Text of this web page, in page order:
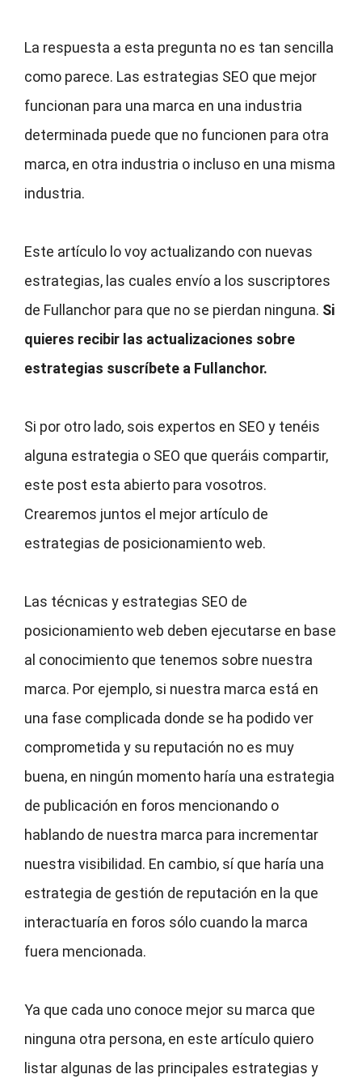
La respuesta a esta pregunta no es tan sencilla
como parece. Las estrategias SEO que mejor
funcionan para una marca en una industria
determinada puede que no funcionen para otra
marca, en otra industria o incluso en una misma
industria.
Este artículo lo voy actualizando con nuevas
estrategias, las cuales envío a los suscriptores
de Fullanchor para que no se pierdan ninguna. Si
quieres recibir las actualizaciones sobre
estrategias suscríbete a Fullanchor.
Si por otro lado, sois expertos en SEO y tenéis
alguna estrategia o SEO que queráis compartir,
este post esta abierto para vosotros.
Crearemos juntos el mejor artículo de
estrategias de posicionamiento web.
Las técnicas y estrategias SEO de
posicionamiento web deben ejecutarse en base
al conocimiento que tenemos sobre nuestra
marca. Por ejemplo, si nuestra marca está en
una fase complicada donde se ha podido ver
comprometida y su reputación no es muy
buena, en ningún momento haría una estrategia
de publicación en foros mencionando o
hablando de nuestra marca para incrementar
nuestra visibilidad. En cambio, sí que haría una
estrategia de gestión de reputación en la que
interactuaría en foros sólo cuando la marca
fuera mencionada.
Ya que cada uno conoce mejor su marca que
ninguna otra persona, en este artículo quiero
listar algunas de las principales estrategias y